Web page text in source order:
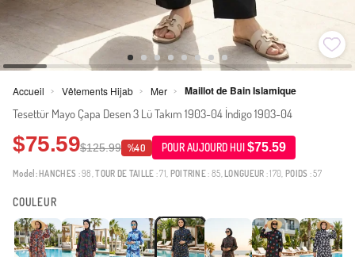
Accueil > Vêtements Hijab > Mer > Maillot de Bain Islamique
Tesettür Mayo Çapa Desen 3 Lü Takım 1903-04 İndigo 1903-04
$75.59$125.99 %40 POUR AUJOURD HUI $75.59
Model: HANCHES : 98,TOUR DE TAILLE : 71, POITRINE: 85, LONGUEUR : 170, POIDS : 57
COULEUR